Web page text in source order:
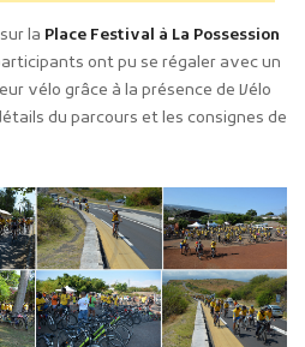
la Place Festival à La Possession
ont pu se régaler avec un
vélo grâce à la présence de Vélo
du parcours et les consignes de